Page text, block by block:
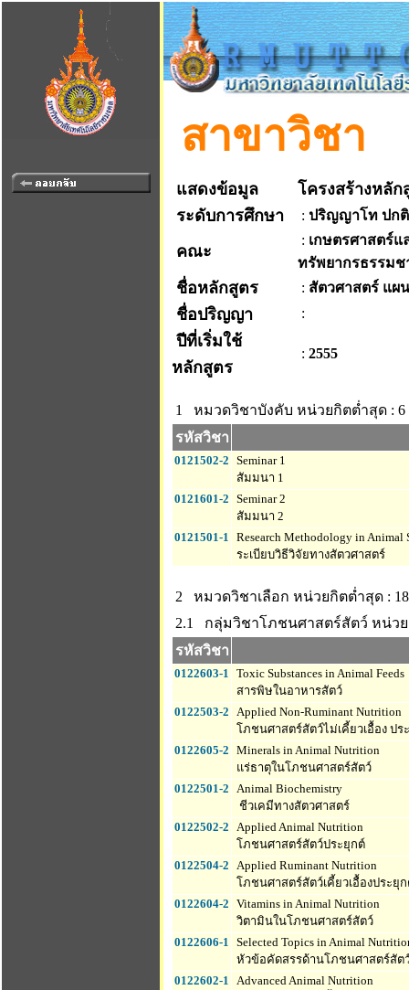
สาขาวิชา
แสดงข้อมูล
โครงสร้างหลัก
ระดับการศึกษา
: ปริญญาโท ปกติ
คณะ
: เกษตรศาสตร์แ
ทรัพยากรธรรมช
ชื่อหลักสูตร : สัตวศาสตร์ แผ
ชื่อปริญญา :
ปีที่เริ่มใช้
หลักสูตร
: 2555
1 หมวดวิชาบังคับ หน่วยกิตต่ำสุด : 6
รหัสวิชา
0121502-2 Seminar 1
สัมมนา 1
0121601-2 Seminar 2
สัมมนา 2
0121501-1 Research Methodology in Animal
ระเบียบวิธีวิจัยทางสัตวศาสตร์
2 หมวดวิชาเลือก หน่วยกิตต่ำสุด : 18
2.1 กลุ่มวิชาโภชนศาสตร์สัตว์ หน่ว
รหัสวิชา
0122603-1 Toxic Substances in Animal Feeds
สารพิษในอาหารสัตว์
0122503-2 Applied Non-Ruminant Nutrition
โภชนศาสตร์สัตว์ไม่เคี้ยวเอื้อง ปร
0122605-2 Minerals in Animal Nutrition
แร่ธาตุในโภชนศาสตร์สัตว์
0122501-2 Animal Biochemistry
ชีวเคมีทางสัตวศาสตร์
0122502-2 Applied Animal Nutrition
โภชนศาสตร์สัตว์ประยุกต์
0122504-2 Applied Ruminant Nutrition
โภชนศาสตร์สัตว์เคี้ยวเอื้องประยุ
0122604-2 Vitamins in Animal Nutrition
วิตามินในโภชนศาสตร์สัตว์
0122606-1 Selected Topics in Animal
หัวข้อคัดสรรด้านโภชนศาสตร์สัต
0122602-1 Advanced Animal Nutrition